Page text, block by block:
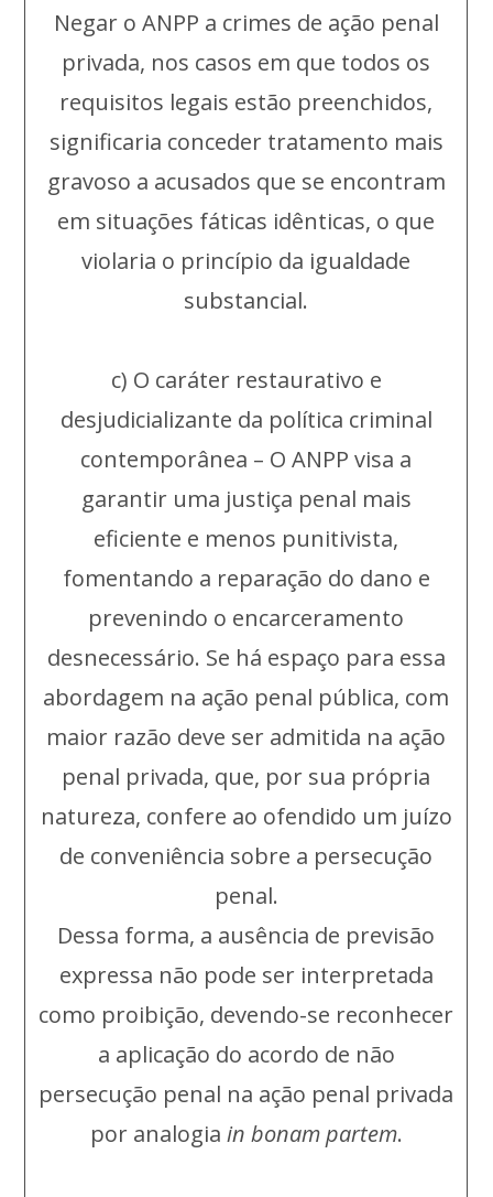
Negar o ANPP a crimes de ação penal
privada, nos casos em que todos os
requisitos legais estão preenchidos,
significaria conceder tratamento mais
gravoso a acusados que se encontram
em situações fáticas idênticas, o que
violaria o princípio da igualdade
substancial.
c) O caráter restaurativo e
desjudicializante da política criminal
contemporânea – O ANPP visa a
garantir uma justiça penal mais
eficiente e menos punitivista,
fomentando a reparação do dano e
prevenindo o encarceramento
desnecessário. Se há espaço para essa
abordagem na ação penal pública, com
maior razão deve ser admitida na ação
penal privada, que, por sua própria
natureza, confere ao ofendido um juízo
de conveniência sobre a persecução
penal.
Dessa forma, a ausência de previsão
expressa não pode ser interpretada
como proibição, devendo-se reconhecer
a aplicação do acordo de não
persecução penal na ação penal privada
por analogia in bonampartem.